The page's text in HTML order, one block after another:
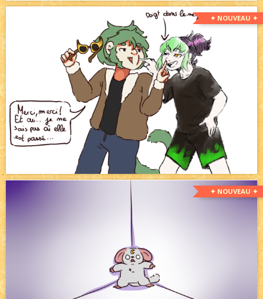
✦ NOUVEAU ✦
✦ NOUVEAU ✦